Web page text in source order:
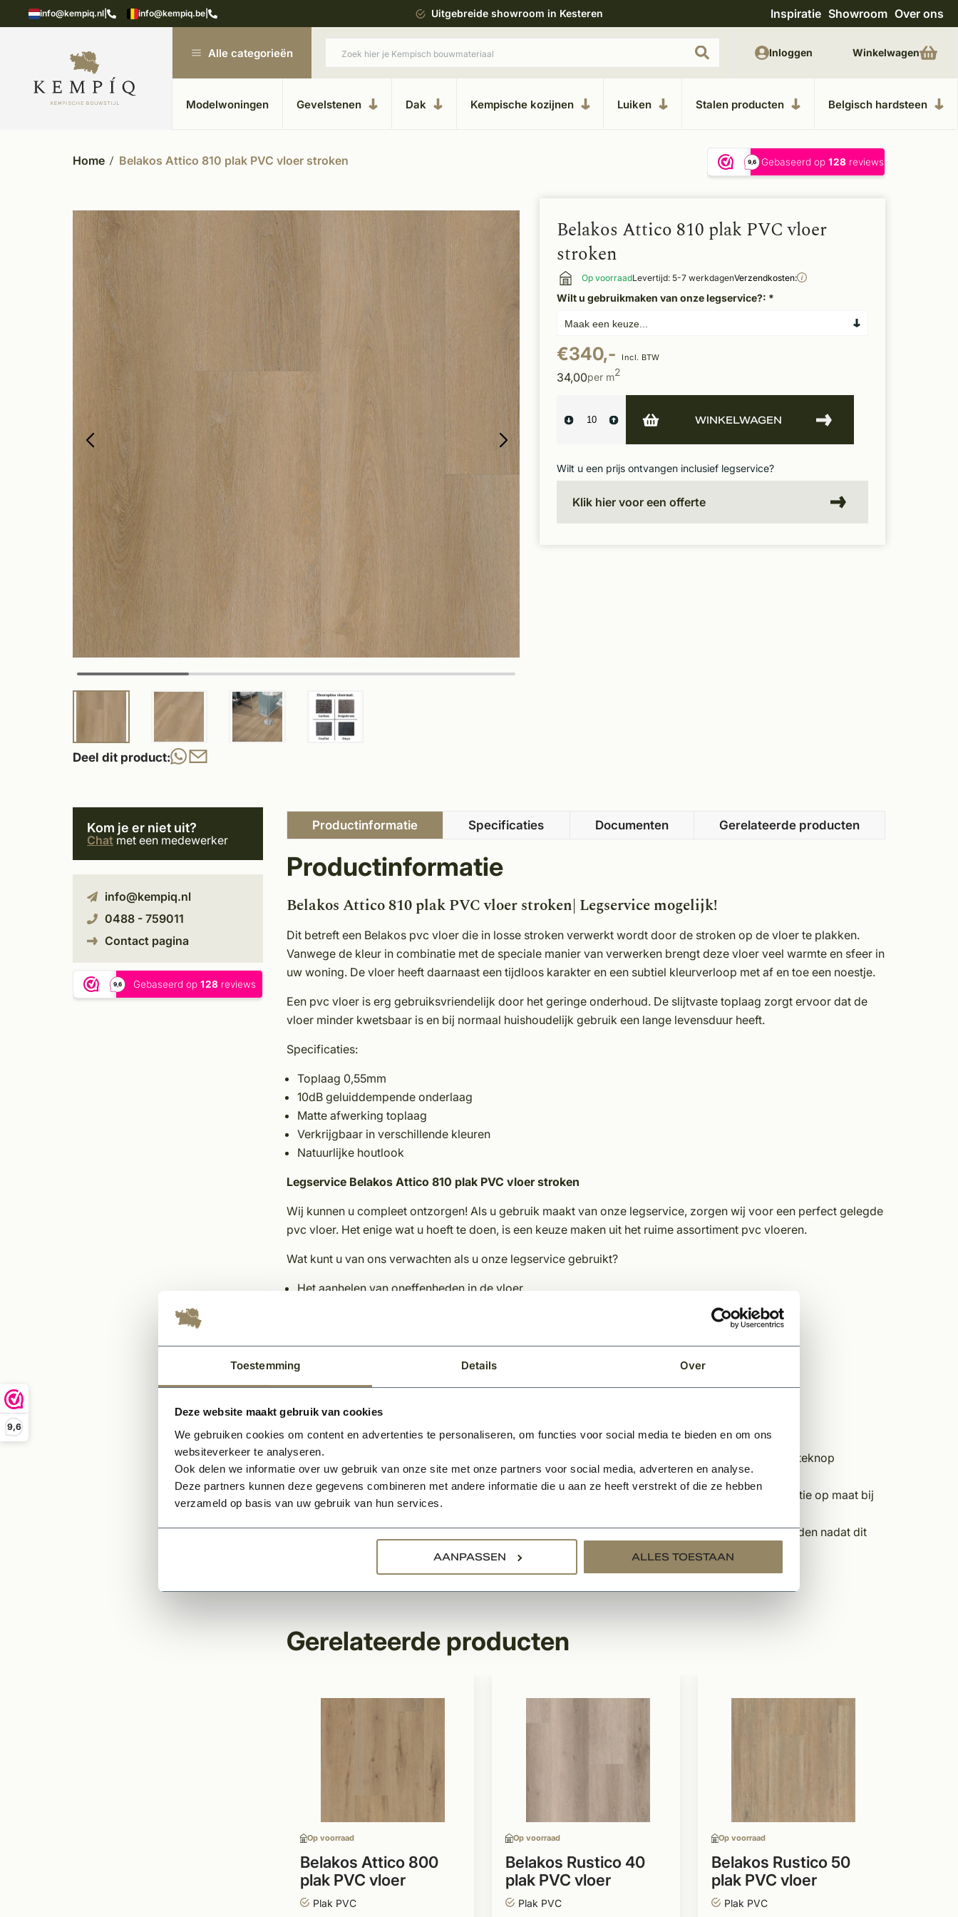
Toestemming Details Over
Deze website maakt gebruik van cookies
We gebruiken cookies om content en advertenties te personaliseren, om functies voor social media te bieden en om ons
websiteverkeer te analyseren.
Ook delen we informatie over uw gebruik van onze site met onze partners voor social media, adverteren en analyse.
Deze partners kunnen deze gegevens combineren met andere informatie die u aan ze heeft verstrekt of die ze hebben
verzameld op basis van uw gebruik van hun services.
AANPASSEN ALLES TOESTAAN
9,6
info@kempiq.nl info@kempiq.be
in kempische bouwstijl Meer dan 20 jaar ervaring Uitgebreide showroom in Kesteren Unieke materialen in kempische bouwstijl
Inspiratie Showroom Over ons
Alle categorieën
Modelwoningen Gevelstenen Dak Kempische kozijnen Luiken Stalen producten Belgisch hardsteen
Inloggen Winkelwagen
Home Belakos Attico 810 plak PVC vloer stroken
Deel dit product:
Belakos Attico 810 plak PVC vloer
stroken
Op voorraadLevertijd: 5-7 werkdagenVerzendkosten:
Wilt u gebruikmaken van onze legservice?: *
€340,- Incl. BTW
34,00per m2
WINKELWAGEN
Wilt u een prijs ontvangen inclusief legservice?
Klik hier voor een offerte
Productinformatie Specificaties Documenten Gerelateerde producten
Kom je er niet uit?
Chat met een medewerker
info@kempiq.nl
0488 - 759011
Contact pagina
Productinformatie
Belakos Attico 810 plak PVC vloer stroken| Legservice mogelijk!
Dit betreft een Belakos pvc vloer die in losse stroken verwerkt wordt door de stroken op de vloer te plakken.
Vanwege de kleur in combinatie met de speciale manier van verwerken brengt deze vloer veel warmte en sfeer in
uw woning. De vloer heeft daarnaast een tijdloos karakter en een subtiel kleurverloop met af en toe een noestje.
Een pvc vloer is erg gebruiksvriendelijk door het geringe onderhoud. De slijtvaste toplaag zorgt ervoor dat de
vloer minder kwetsbaar is en bij normaal huishoudelijk gebruik een lange levensduur heeft.
Specificaties:
Toplaag 0,55mm
10dB geluiddempende onderlaag
Matte afwerking toplaag
Verkrijgbaar in verschillende kleuren
Natuurlijke houtlook
Legservice Belakos Attico 810 plak PVC vloer stroken
Wij kunnen u compleet ontzorgen! Als u gebruik maakt van onze legservice, zorgen wij voor een perfect gelegde
pvc vloer. Het enige wat u hoeft te doen, is een keuze maken uit het ruime assortiment pvc vloeren.
Wat kunt u van ons verwachten als u onze legservice gebruikt?
Het aanhelen van oneffenheden in de vloer
Egaliseren van de ondervloer 1-3 mm
Inlijmen met speciale pvc lijm
Opmerkingen:
Indien u een offerte wenst te ontvangen inclusief legservice, kunt u zich aanmelden via de offerteknop
bovenaan deze pagina.
Indien u naast het leggen van de vloer ook een deurmat bij ons bestelt, snijden wij deze op locatie op maat bij
het leggen van de vloer.
Indien u geen legservice wenst en de pvc vloer graag wilt afhalen, kan dit alleen afgehaald worden nadat dit
telefonisch of per mail is bevestigd door KempiQ.
Gerelateerde producten
Op voorraad
Belakos Attico 800
plak PVC vloer
stroken
Plak PVC
Op voorraad
Belakos Rustico 40
plak PVC vloer
stroken
Plak PVC
Op voorraad
Belakos Rustico 50
plak PVC vloer
stroken
Plak PVC